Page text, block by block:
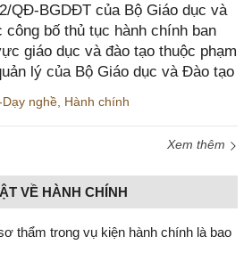
QĐ-BGDĐT của Bộ Giáo dục và
bố thủ tục hành chính ban
giáo dục và đào tạo thuộc phạm
lý của Bộ Giáo dục và Đào tạo
nghề, Hành chính
Xem thêm
VỀ HÀNH CHÍNH
thẩm trong vụ kiện hành chính là bao